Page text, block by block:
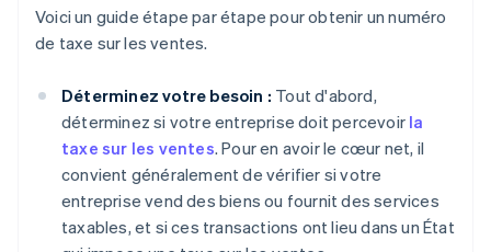
Voici un guide étape par étape pour obtenir un numéro
de taxe sur les ventes.
Déterminez votre besoin : Tout d'abord,
déterminez si votre entreprise doit percevoir la
taxe sur les ventes. Pour en avoir le cœur net, il
convient généralement de vérifier si votre
entreprise vend des biens ou fournit des services
taxables, et si ces transactions ont lieu dans un État